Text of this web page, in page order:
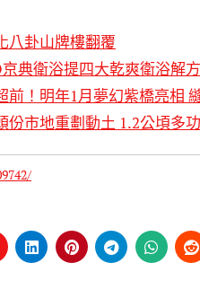
卦山牌樓翻覆
典衛浴提四大乾爽衛浴解方
！明年1月夢幻紫橋亮相
市地重劃動土 1.2公頃多